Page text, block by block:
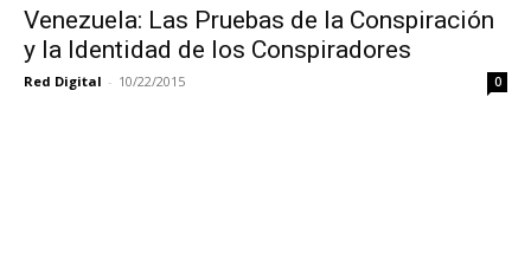
Venezuela: Las Pruebas de la Conspiración
y la Identidad de los Conspiradores
Red Digital - 10/22/2015 0